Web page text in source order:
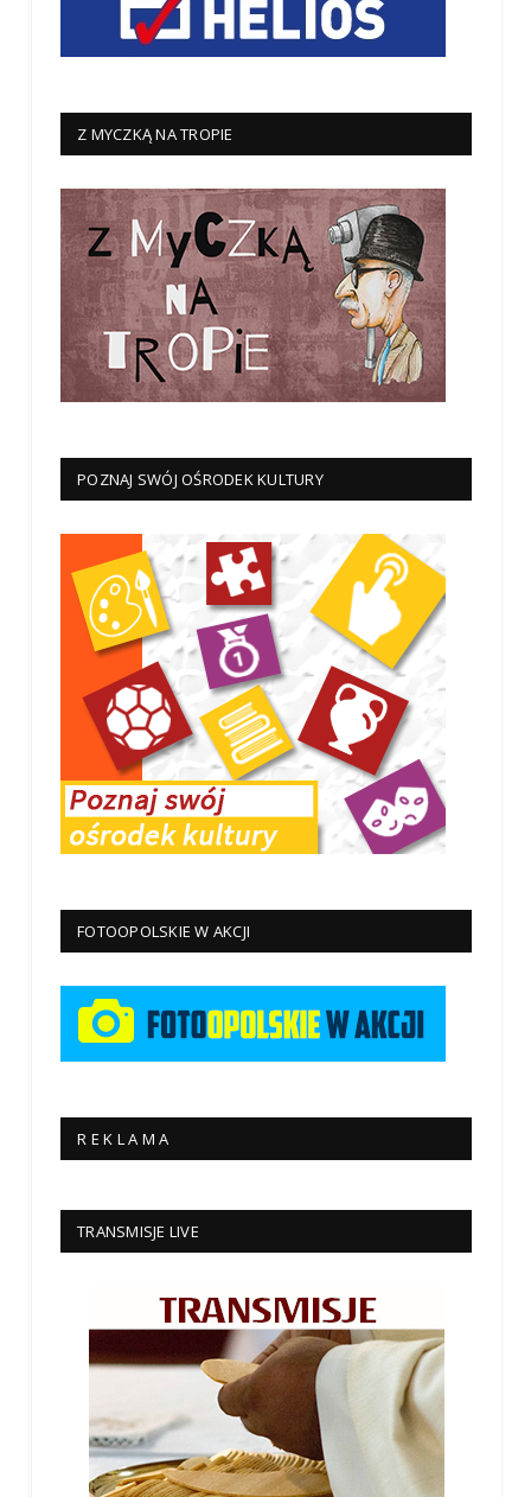
Z MYCZKĄ NA TROPIE
POZNAJ SWÓJ OŚRODEK KULTURY
FOTOOPOLSKIE W AKCJI
R E K L A M A
TRANSMISJE LIVE